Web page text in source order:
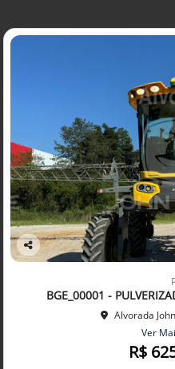
Co
BGE_00001 -
Alvorada
Ver
R$